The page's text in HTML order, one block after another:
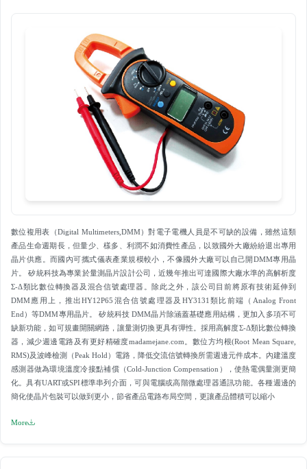
數位複用表（Digital Multimeters,DMM）對電子電機人員是不可缺的設備，雖然這類
產品生命週期長，但量少、樣多、利潤不如消費性產品，以致國外大廠紛紛退出專用
晶片供應。而國內可攜式儀表產業規模較小，不像國外大廠可以自己開DMM專用晶
片。 矽統科技為專業於量測晶片設計公司，近幾年推出可達國際大廠水準的高解析度
Σ-Δ類比數位轉換器及混合信號處理器。除此之外，該公司目前將原有技術延伸到
DMM應用上，推出HY12P65混合信號處理器及HY3131類比前端（Analog Front
End）等DMM專用晶片。 矽統科技 DMM晶片除涵蓋基礎應用結構，更加入多項不可
缺新功能，如可規畫開關網路，讓量測切換更具有彈性。採用高解度Σ-Δ類比數位轉換
器，減少週邊電路及有更好精確度madamejane.com。數位方均根(Root Mean Square,
RMS)及波峰檢測（Peak Hold）電路，降低交流信號轉換所需週邊元件成本。內建溫度
感測器做為環境溫度冷接點補償（Cold-Junction Compensation），使熱電偶量測更簡
化。具有UART或SPI標準串列介面，可與電腦或高階微處理器通訊功能。各種週邊的
簡化使晶片包裝可以做到更小，節省產品電路布局空間，更讓產品體積可以縮小
More